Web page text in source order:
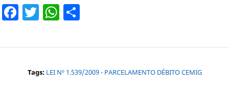
Facebook
TwitterWhatsApp
Tags: LEI Nº 1.539/2009 - PARCELAMENTO DÉBITO CEMIG